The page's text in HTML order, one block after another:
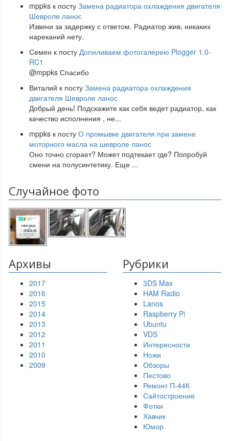
mppks к посту Замена радиатора охлаждения двигателя
Шевроле ланос
Извини за задержку с ответом. Радиатор жив, никаких
нареканий нету.
Семен к посту Допиливаем фотогалерею Plogger 1.0-
RC1
@mppks Спасибо
Виталий к посту Замена радиатора охлаждения
двигателя Шевроле ланос
Добрый день! Подскажите как себя ведет радиатор, как
качество исполнения , не...
mppks к посту О промывке двигателя при замене
моторного масла на шевроле ланос
Оно точно сгорает? Может подтекает где? Попробуй
смени на полусинтетику. Еще ...
Случайное фото
Архивы
2017
2016
2015
2014
2013
2012
2011
2010
2009
Рубрики
3DS Max
HAM Radio
Lanos
Raspberry Pi
Ubuntu
VDS
Интересности
Ножи
Обзоры
Пестово
Ремонт П-44К
Сайтостроение
Фотки
Хавчик
Юмор